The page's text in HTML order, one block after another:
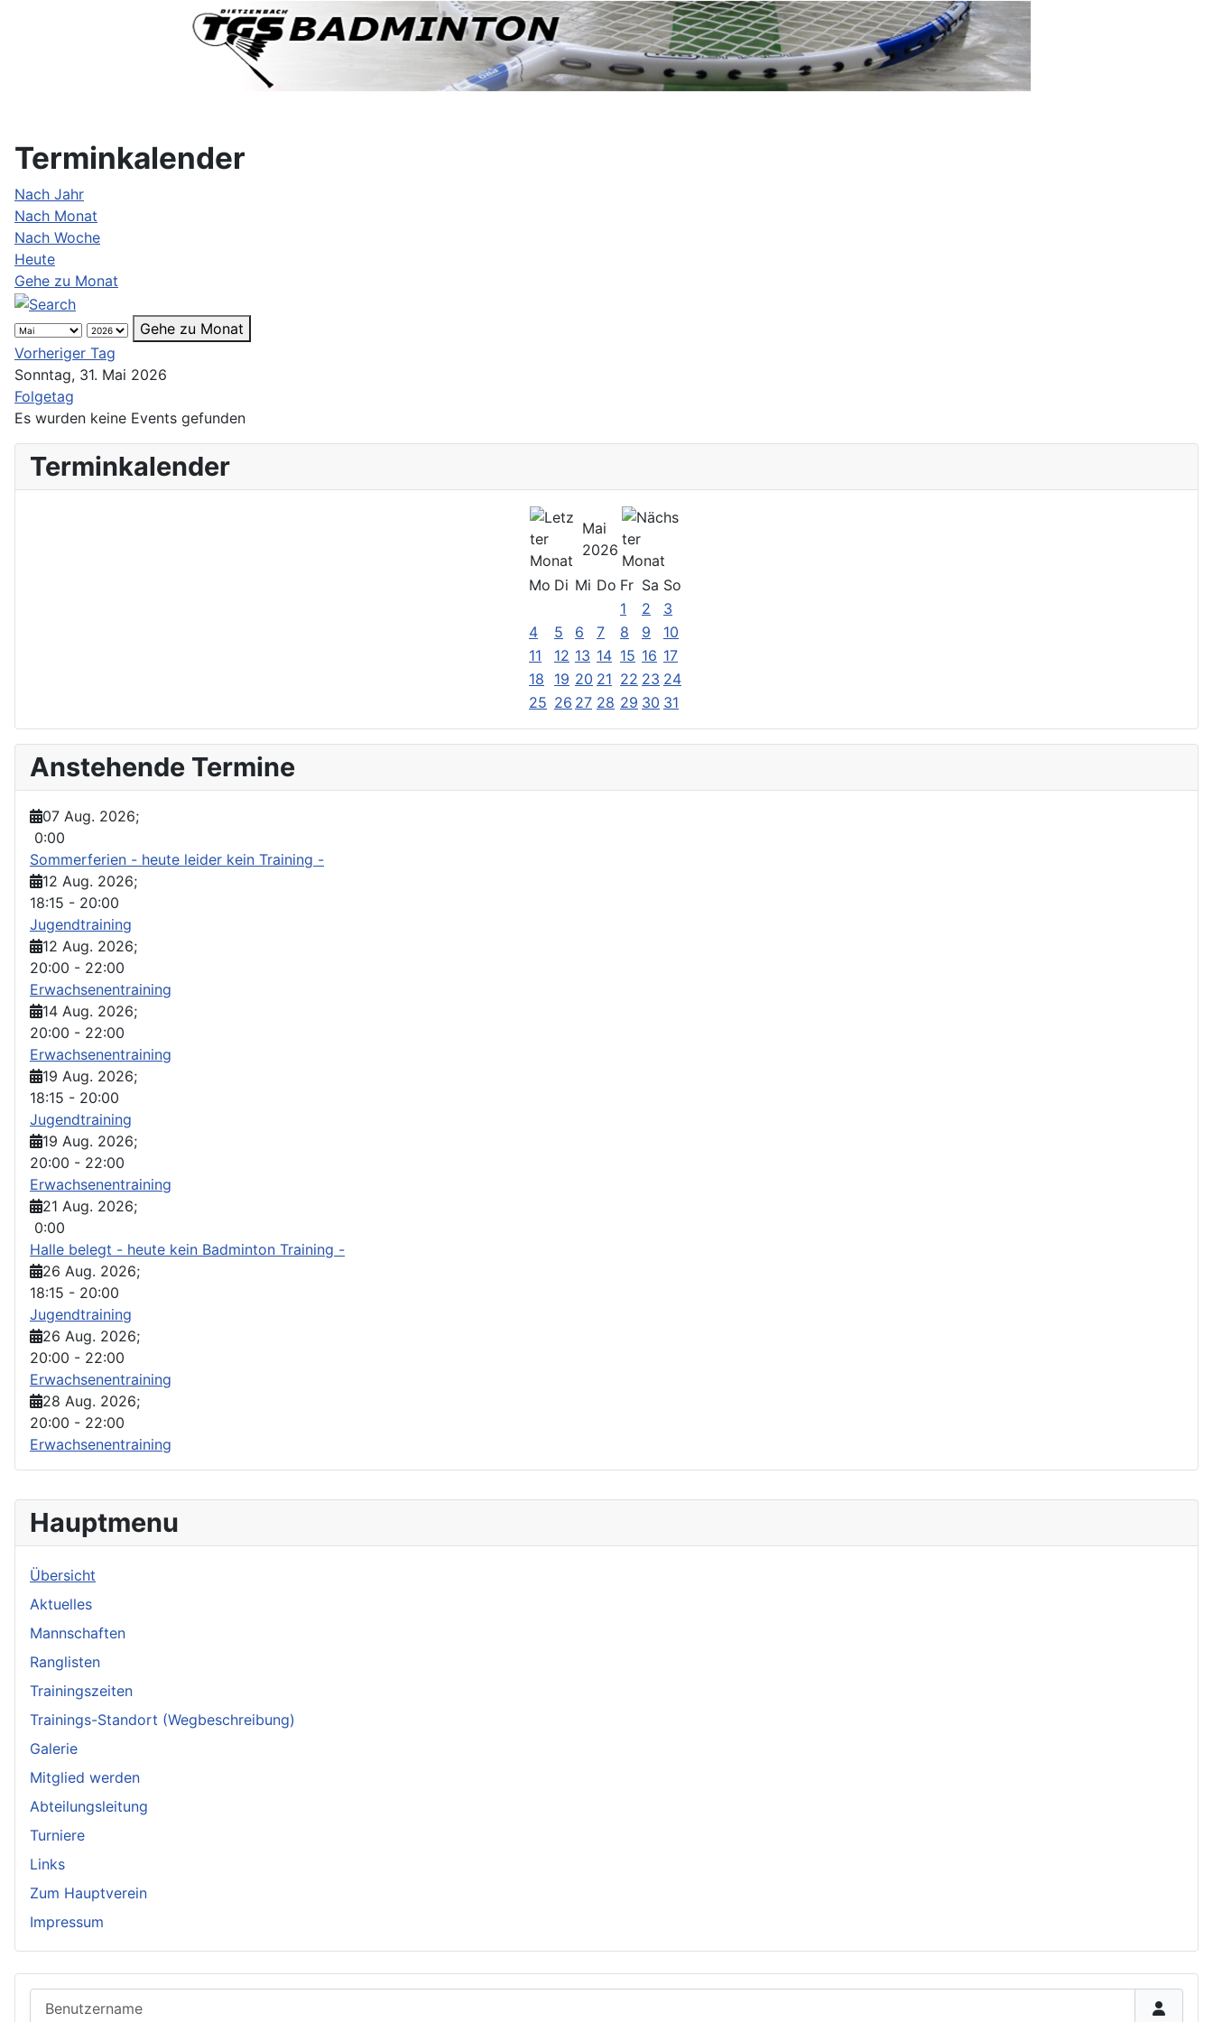
Hauptmenu
Übersicht
Aktuelles
Mannschaften
Ranglisten
Trainingszeiten
Trainings-Standort (Wegbeschreibung)
Galerie
Mitglied werden
Abteilungsleitung
Turniere
Links
Zum Hauptverein
Impressum
Terminkalender
Nach Jahr
Nach Monat
Nach Woche
Heute
Gehe zu Monat
Gehe zu Monat
Vorheriger Tag
Sonntag, 31. Mai 2026
Folgetag
Es wurden keine Events gefunden
Terminkalender
Mai
2026
Mo Di Mi Do Fr Sa So
1
2
3
4
5 6 7 8 9
10
11
12 13 14 15 16 17
18
19 20 21 22 23 24
25 26 27 28 29 30 31
Anstehende Termine
07 Aug. 2026;
0:00
Sommerferien - heute leider kein Training -
12 Aug. 2026;
18:15 - 20:00
Jugendtraining
12 Aug. 2026;
20:00 - 22:00
Erwachsenentraining
14 Aug. 2026;
20:00 - 22:00
Erwachsenentraining
19 Aug. 2026;
18:15 - 20:00
Jugendtraining
19 Aug. 2026;
20:00 - 22:00
Erwachsenentraining
21 Aug. 2026;
0:00
Halle belegt - heute kein Badminton Training -
26 Aug. 2026;
18:15 - 20:00
Jugendtraining
26 Aug. 2026;
20:00 - 22:00
Erwachsenentraining
28 Aug. 2026;
20:00 - 22:00
Erwachsenentraining